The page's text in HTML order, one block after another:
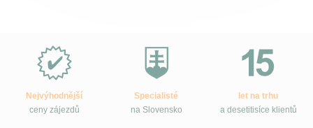
Slovensko.cz?
Nejvýhodnější
ceny zájezdů
Specialisté
na Slovensko
let na trhu
a desetitisíce klientů